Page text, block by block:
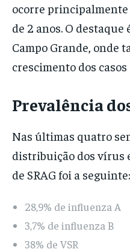
ocorre
de 2 anos. O destaque
Campo Grande, onde
crescimento dos
Prevalência
Nas últimas quatro
distribuição dos vírus
de SRAG foi a seguinte:
28,9% de influenza A
3,7% de influenza B
38% de VSR